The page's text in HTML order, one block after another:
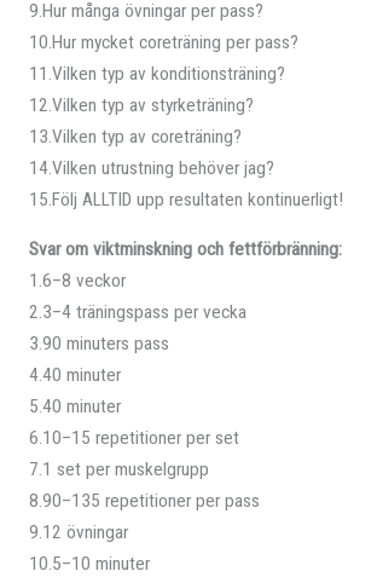
9.Hur många övningar per pass?
10.Hur mycket coreträning per pass?
11.Vilken typ av konditionsträning?
12.Vilken typ av styrketräning?
13.Vilken typ av coreträning?
14.Vilken utrustning behöver jag?
15.Följ ALLTID upp resultaten kontinuerligt!
Svar om viktminskning och fettförbränning:
1.6–8 veckor
2.3–4 träningspass per vecka
3.90 minuters pass
4.40 minuter
5.40 minuter
6.10–15 repetitioner per set
7.1 set per muskelgrupp
8.90–135 repetitioner per pass
9.12 övningar
10.5–10 minuter